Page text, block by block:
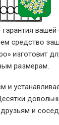
вашей
средство
изготовит
размерам.
и
и